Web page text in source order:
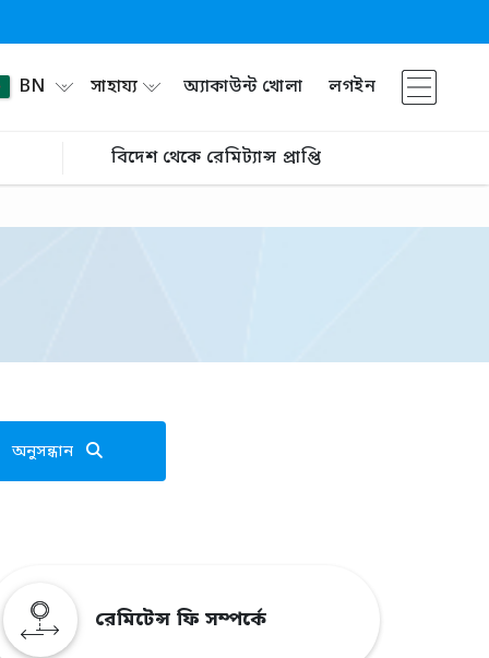
BN সাহায্য অ্যাকাউন্ট খোলা লগইন
বিদেশ থেকে রেমিট্যান্স প্রাপ্তি
অনুসন্ধান
রেমিটেন্স ফি সম্পর্কে